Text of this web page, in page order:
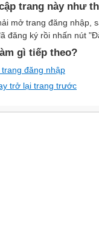
trang này như
mở trang đăng nhập,
đăng ký rồi nhấn nút
gì tiếp theo?
trang đăng nhập
trở lại trang trước